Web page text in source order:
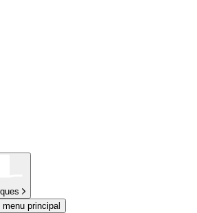
menu principal